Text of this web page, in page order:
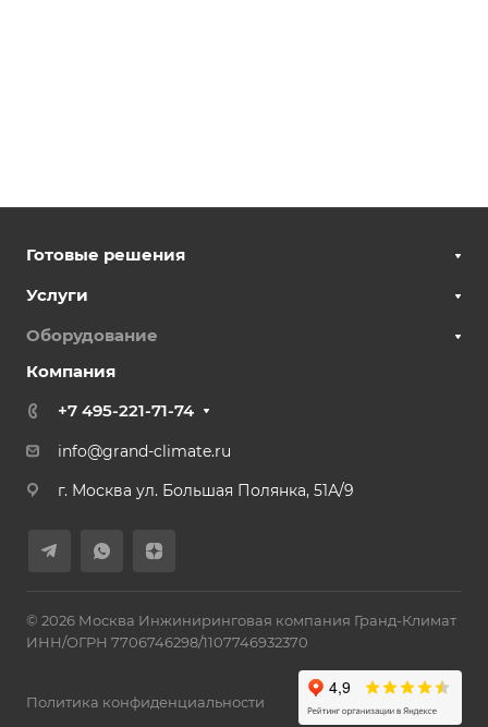
Готовые решения
Услуги
Оборудование
Компания
+7 495-221-71-74
info@grand-climate.ru
г. Москва ул. Большая Полянка, 51А/9
© 2026 Москва Инжиниринговая компания Гранд-Климат
ИНН/ОГРН 7706746298/1107746932370
Политика конфиденциальности